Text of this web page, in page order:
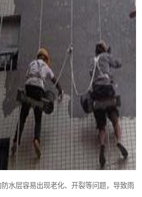
水层容易出现老化、开裂等问题，导致雨